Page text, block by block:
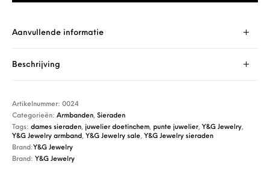
Aanvullende informatie
Beschrijving
Artikelnummer:0024
Categorieën:Armbanden,Sieraden
Tags:dames sieraden, juwelier doetinchem, punte juwelier, Y&G Jewelry,
Y&G Jewelry armband, Y&G Jewelry sale, Y&G Jewelry sieraden
Brand:Y&G Jewelry
Brand: Y&G Jewelry